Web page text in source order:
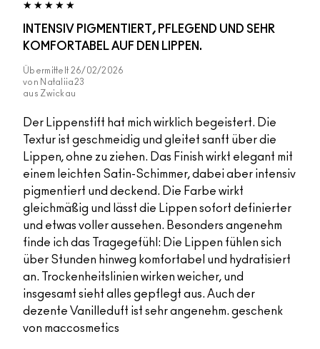
INTENSIV PIGMENTIERT, PFLEGEND UND SEHR
KOMFORTABEL AUF DEN LIPPEN.
Übermittelt 26/02/2026
von Nataliia23
aus Zwickau
Der Lippenstift hat mich wirklich begeistert. Die
Textur ist geschmeidig und gleitet sanft über die
Lippen, ohne zu ziehen. Das Finish wirkt elegant mit
einem leichten Satin-Schimmer, dabei aber intensiv
pigmentiert und deckend. Die Farbe wirkt
gleichmäßig und lässt die Lippen sofort definierter
und etwas voller aussehen. Besonders angenehm
finde ich das Tragegefühl: Die Lippen fühlen sich
über Stunden hinweg komfortabel und hydratisiert
an. Trockenheitslinien wirken weicher, und
insgesamt sieht alles gepflegt aus. Auch der
dezente Vanilleduft ist sehr angenehm. geschenk
von maccosmetics